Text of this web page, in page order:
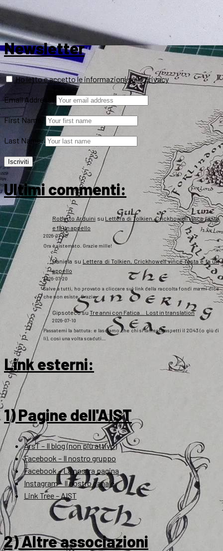
Newsletter
Ho letto e accetto le informazioni sulla privacy
Email Address:
First Name:
Last Name:
Ultimi commenti:
Roberto Arduini su Lettera di Tolkien, Crickhowell vince l’asta
e fa un appello
2026-07-20
Ora è sistemato. Grazie mille!
Daniela su Lettera di Tolkien, Crickhowell vince l’asta e fa un
appello
2026-07-20
Salve a tutti, ho provato a cliccare sul link della raccolta fondi ma mi dice
che non esiste. Grazie
Gipsotecosu Tre anni con Fatica… Lost in translation
2026-07-10
Passatemi la battuta: e lasciamo che chi si lamenta aspetti il 2043 (o giù di
lì), così una volta scaduti…
Link esterni:
1) Pagine dell'AIST
ArsT – Il blog (non più attivo)
Facebook – Il nostro gruppo
Facebook – La nostra pagina
Instagram – Il nostro canale
Link Tree – AIST
2) Altre associazioni